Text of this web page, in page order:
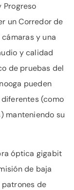
Progreso
un Corredor de
y una
y calidad
de pruebas del
pueden
(como
manteniendo su
óptica gigabit
de baja
de